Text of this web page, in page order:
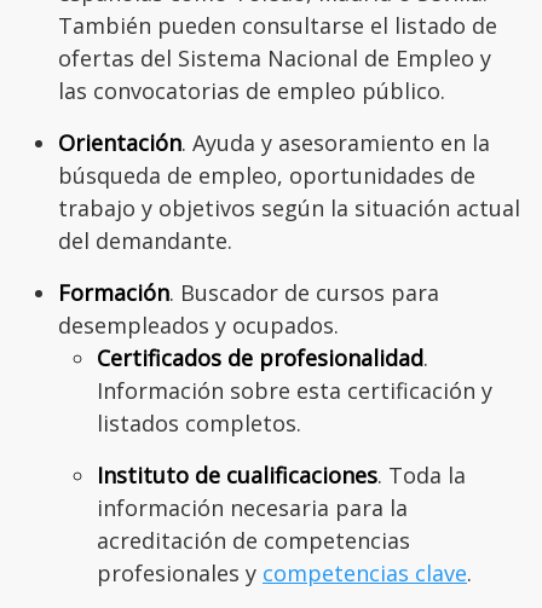
También pueden consultarse el listado de
ofertas del Sistema Nacional de Empleo y
las convocatorias de empleo público.
Orientación. Ayuda y asesoramiento en la
búsqueda de empleo, oportunidades de
trabajo y objetivos según la situación actual
del demandante.
Formación. Buscador de cursos para
desempleados y ocupados.
Certificados de profesionalidad.
Información sobre esta certificación y
listados completos.
Instituto de cualificaciones. Toda la
información necesaria para la
acreditación de competencias
profesionales y competencias clave.